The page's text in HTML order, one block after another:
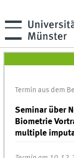
Termin aus dem
Seminar über
Biometrie
multiple